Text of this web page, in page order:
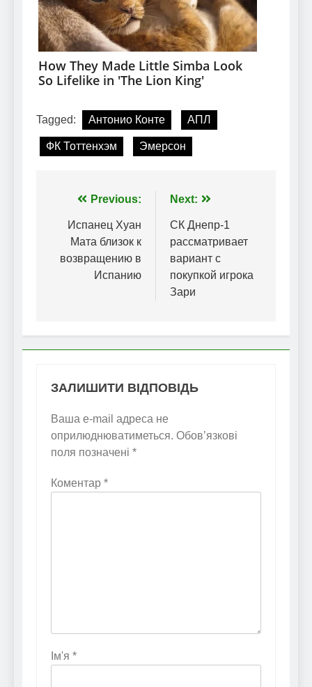
Tagged: Антонио Конте АПЛ
ФК Тоттенхэм Эмерсон
Навігація
записів
Previous:
Испанец Хуан
Мата близок к
возвращению в
Испанию
Next:
СК Днепр-1
рассматривает
вариант с
покупкой игрока
Зари
ЗАЛИШИТИ ВІДПОВІДЬ
Ваша e-mail адреса не
оприлюднюватиметься. Обов’язкові
поля позначені *
Коментар *
Ім'я *